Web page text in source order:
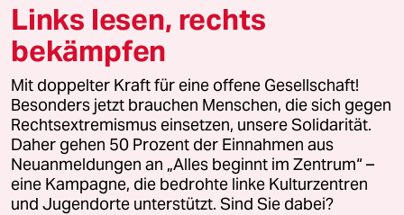
Kriege und Treibhausgase
Beim Militär klafft eine Datenlücke
Kriege treiben nicht nur Menschen in die Flucht, sondern
heizen auch den Planeten auf. Doch die CO₂-Bilanz des
Militärs wird kaum beleuchtet.
Links lesen, rechts
bekämpfen
Mit doppelter Kraft für eine offene Gesellschaft!
Besonders jetzt brauchen Menschen, die sich gegen
Rechtsextremismus einsetzen, unsere Solidarität.
Daher gehen 50 Prozent der Einnahmen aus
Neuanmeldungen an „Alles beginnt im Zentrum“ –
eine Kampagne, die bedrohte linke Kulturzentren
und Jugendorte unterstützt. Sind Sie dabei?